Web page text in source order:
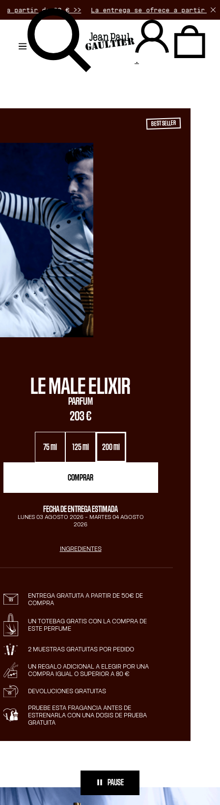
90 € >> La entrega se ofrece a partir de 50€ de
.
BEST SELLER
LE MALE ELIXIR
PARFUM
203 €
75 ml 125 ml 200 ml
COMPRAR
FECHA DE ENTREGA ESTIMADA
LUNES 03 AGOSTO 2026- MARTES 04 AGOSTO
2026
INGREDIENTES
ENTREGA GRATUITA A PARTIR DE 50€ DE
COMPRA
UN TOTEBAG GRATIS CON LA COMPRA DE
ESTE PERFUME
2 MUESTRAS GRATUITAS POR PEDIDO
UN REGALO ADICIONAL A ELEGIR POR UNA
COMPRA IGUAL O SUPERIOR A 80 €
DEVOLUCIONES GRATUITAS
PRUEBE ESTA FRAGANCIA ANTES DE
ESTRENARLA CON UNA DOSIS DE PRUEBA
GRATUITA
PAUSE